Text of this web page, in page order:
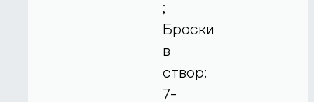
;
Броски
в
створ:
7-